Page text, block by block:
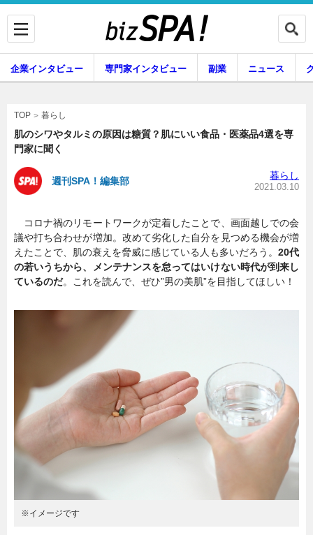
専門家インタビュー
副業 ニュース
グルメ スキル
連載一覧
企業インタビュー 専門家インタビュー 副業 ニュース
TOP 暮らし
肌のシワやタルミの原因は糖質？肌にいい食品・医薬品4選を専
門家に聞く
週刊SPA！編集部 暮らし
2021.03.10
コロナ禍のリモートワークが定着したことで、画面越しでの会
議や打ち合わせが増加。改めて劣化した自分を見つめる機会が増
えたことで、肌の衰えを脅威に感じている人も多いだろう。 20代
の若いうちから、メンテナンスを怠ってはいけない時代が到来し
ているのだ。これを読んで、ぜひ”男の美肌”を目指してほしい！
※イメージです